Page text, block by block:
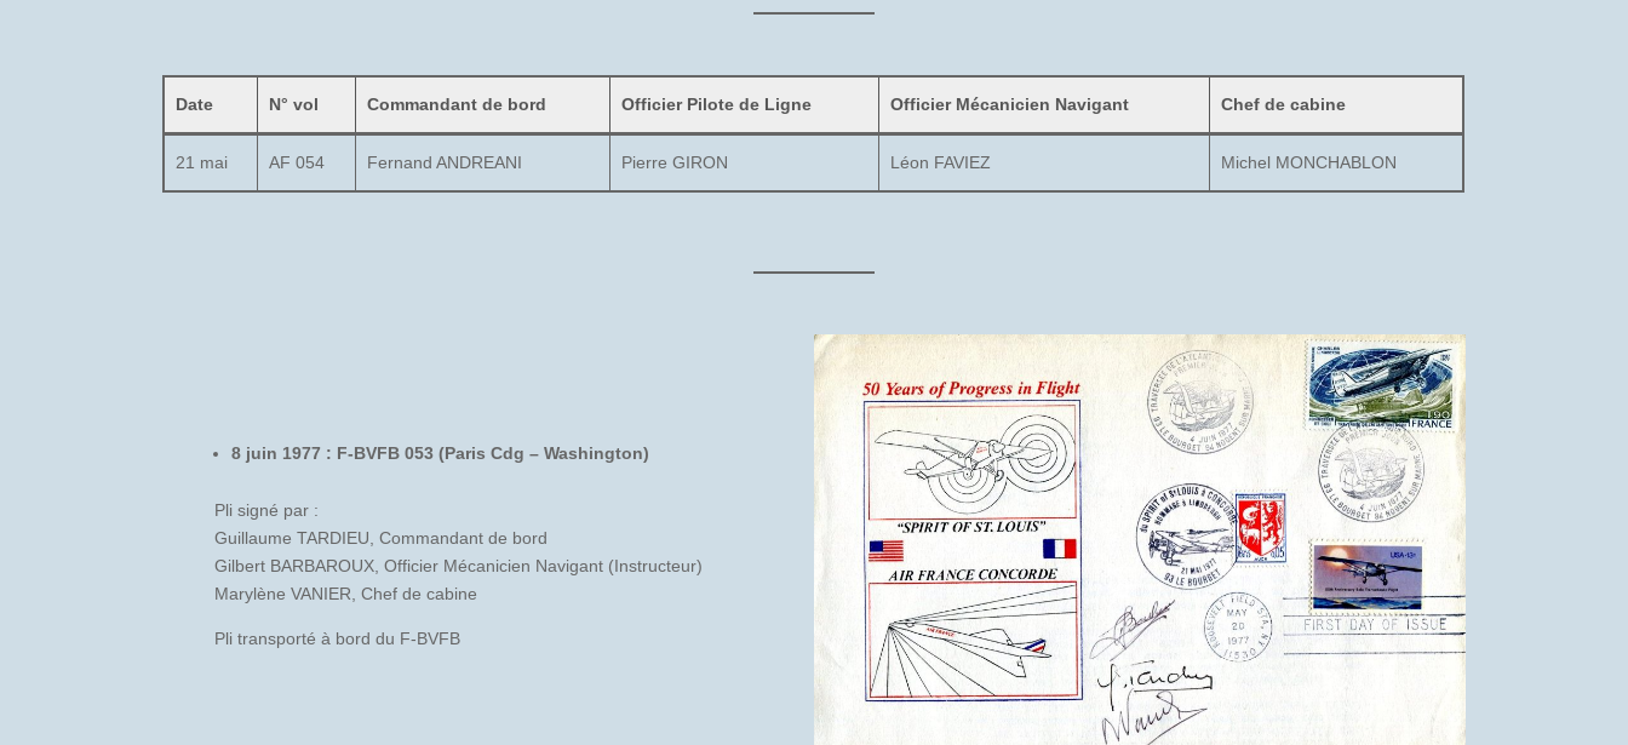
Date N° vol Commandant de bord Officier Pilote de Ligne Officier Mécanicien Navigant Chef de cabine
21 mai AF 054 Fernand ANDREANI Pierre GIRON Léon FAVIEZ Michel MONCHABLON
8 juin 1977 : F-BVFB 053 (Paris Cdg – Washington)
Pli signé par :
Guillaume TARDIEU, Commandant de bord
Gilbert BARBAROUX, Officier Mécanicien Navigant (Instructeur)
Marylène VANIER, Chef de cabine
Pli transporté à bord du F-BVFB